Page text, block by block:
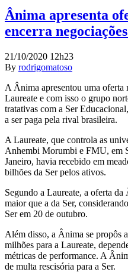
Ânima apresenta
encerra
21/10/2020 12h23
By rodrigomatoso
A Ânima apresentou uma
Laureate e com isso o grupo
tratativas com a Ser
a ser paga pela rival brasileira.
A Laureate, que controla as
Anhembi Morumbi e FMU, em
Janeiro, havia recebido em
bilhões da Ser pelos ativos.
Segundo a Laureate, a oferta
maior que a da Ser,
Ser em 20 de outubro.
Além disso, a Ânima se propôs
milhões para a Laureate,
métricas de performance. A
de multa rescisória para a Ser.